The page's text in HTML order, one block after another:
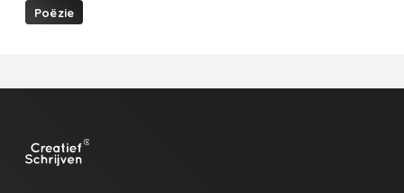
Poëzie